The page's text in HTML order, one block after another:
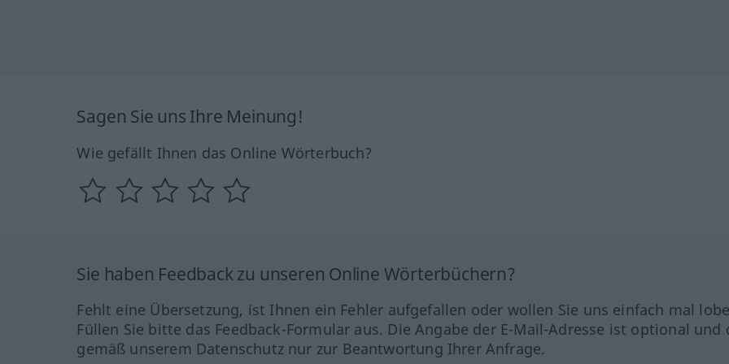
Sagen Sie uns Ihre Meinung!
Wie gefällt Ihnen das Online Wörterbuch?
Sie haben Feedback zu unseren Online Wörterbüchern?
Fehlt eine Übersetzung, ist Ihnen ein Fehler aufgefallen oder wollen Sie uns einfach mal
Füllen Sie bitte das Feedback-Formular aus. Die Angabe der E-Mail-Adresse ist optional und
gemäß unserem Datenschutz nur zur Beantwortung Ihrer Anfrage.